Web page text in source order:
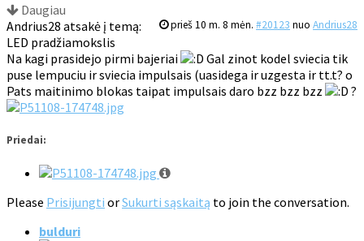
Daugiau
prieš 10 m. 8 mėn. #20123 nuo Andrius28
Andrius28 atsakė į temą:
LED pradžiamokslis
Na kagi prasidejo pirmi bajeriai
Gal zinot kodel sviecia tik
puse lempuciu ir sviecia impulsais (uasidega ir uzgesta ir tt.t? o
Pats maitinimo blokas taipat impulsais daro bzz bzz bzz
?
Priedai:
Please Prisijungti orSukurti sąskaitą to join the conversation.
bulduri